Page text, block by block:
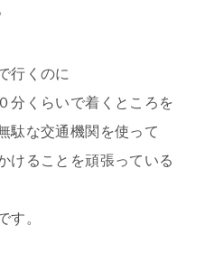
行くのに
分くらいで着くところを
駄な交通機関を使って
けることを頑張っている
す。